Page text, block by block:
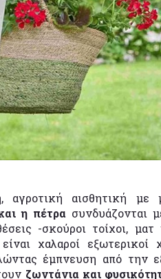
αισθητική με
η πέτρασυνδυάζονται
-σκούροι τοίχοι, ματ
χαλαροί εξωτερικοί
έμπνευση από την
ζωντάνια και